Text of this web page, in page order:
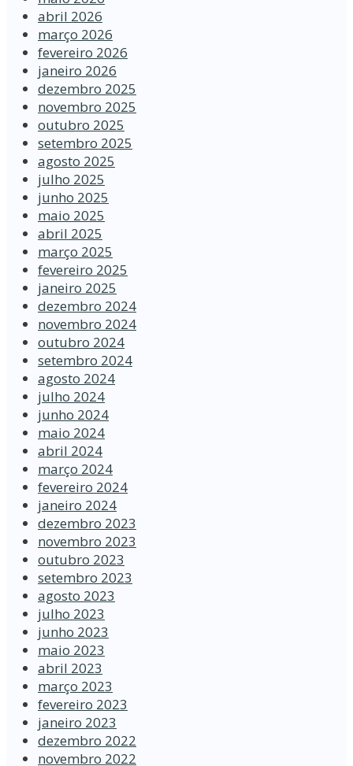
abril 2026
março 2026
fevereiro 2026
janeiro 2026
dezembro 2025
novembro 2025
outubro 2025
setembro 2025
agosto 2025
julho 2025
junho 2025
maio 2025
abril 2025
março 2025
fevereiro 2025
janeiro 2025
dezembro 2024
novembro 2024
outubro 2024
setembro 2024
agosto 2024
julho 2024
junho 2024
maio 2024
abril 2024
março 2024
fevereiro 2024
janeiro 2024
dezembro 2023
novembro 2023
outubro 2023
setembro 2023
agosto 2023
julho 2023
junho 2023
maio 2023
abril 2023
março 2023
fevereiro 2023
janeiro 2023
dezembro 2022
novembro 2022